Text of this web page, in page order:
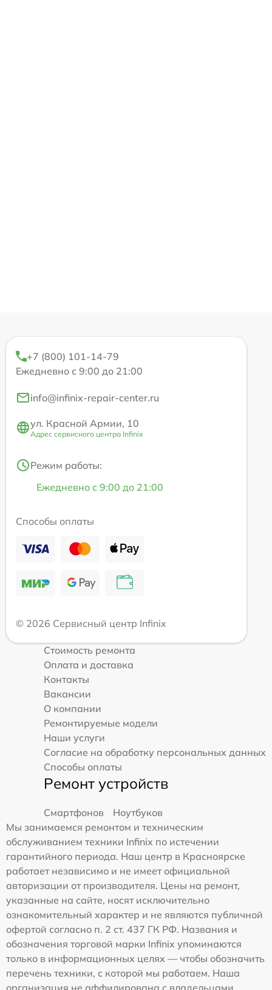
+7 (800) 101-14-79
Ежедневно с 9:00 до 21:00
info@infinix-repair-center.ru
ул. Красной Армии, 10
Адрес сервисного центра Infinix
Режим работы:
Ежедневно с 9:00 до 21:00
Способы оплаты
© 2026 Сервисный центр Infinix
Стоимость ремонта
Оплата и доставка
Контакты
Вакансии
О компании
Ремонтируемые модели
Наши услуги
Согласие на обработку персональных данных
Способы оплаты
Ремонт устройств
Смартфонов
Ноутбуков
Мы занимаемся ремонтом и техническим
обслуживанием техники Infinix по истечении
гарантийного периода. Наш центр в Красноярске
работает независимо и не имеет официальной
авторизации от производителя. Цены на ремонт,
указанные на сайте, носят исключительно
ознакомительный характер и не являются публичной
офертой согласно п. 2 ст. 437 ГК РФ. Названия и
обозначения торговой марки Infinix упоминаются
только в информационных целях — чтобы обозначить
перечень техники, с которой мы работаем. Наша
организация не аффилирована с владельцами